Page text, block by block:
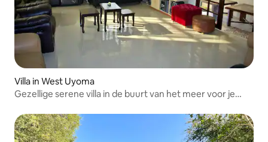
Villa in West Uyoma
Gezellige serene villa in de buurt van het meer voor je